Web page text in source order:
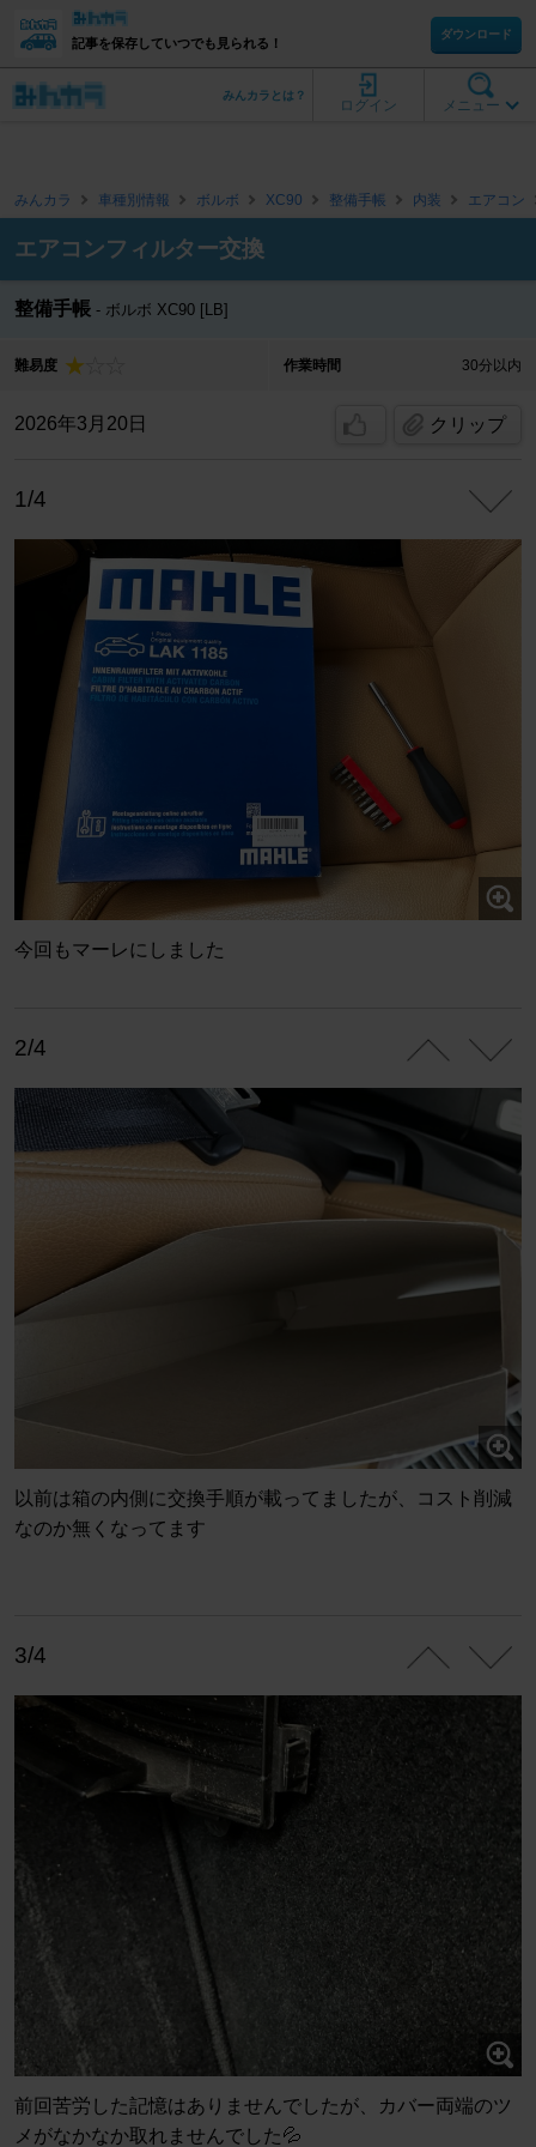
記事を保存していつでも見られる！
ダウンロード
メニュー
ログイン
みんカラとは？
みんカラ 車種別情報 ボルボ XC90 整備手帳 内装 エアコン
エアコンフィルター交換
整備手帳 ボルボ XC90 [LB]
難易度 作業時間 30分以内
2026年3月20日 クリップ
1/4
今回もマーレにしました
2/4
以前は箱の内側に交換手順が載ってましたが、コスト削減
なのか無くなってます
3/4
前回苦労した記憶はありませんでしたが、カバー両端のツ
メがなかなか取れませんでした💦